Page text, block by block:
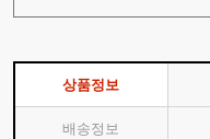
상품정보
배송정보